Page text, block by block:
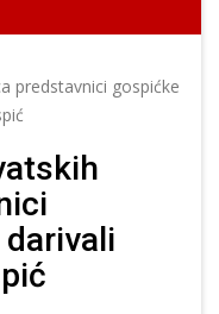
predstavnici gospićke